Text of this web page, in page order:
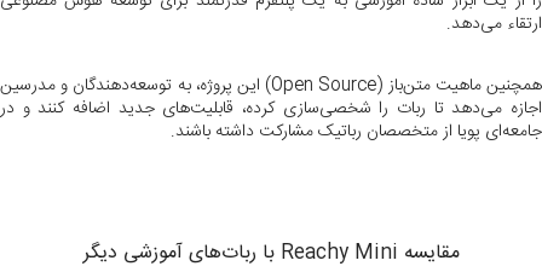
ارتقاء می‌دهد.
همچنین ماهیت متن‌باز (Open Source) این پروژه، به توسعه‌دهندگان و مدرسین
اجازه می‌دهد تا ربات را شخصی‌سازی کرده، قابلیت‌های جدید اضافه کنند و در
جامعه‌ای پویا از متخصصان رباتیک مشارکت داشته باشند.
مقایسه Reachy Mini با ربات‌های آموزشی دیگر